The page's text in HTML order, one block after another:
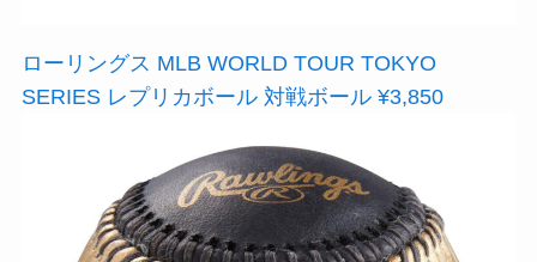
ローリングス MLB WORLD TOUR TOKYO
SERIES レプリカボール 対戦ボール ¥3,850